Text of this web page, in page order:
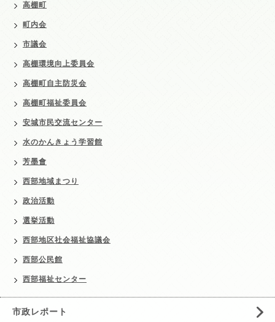
高棚町
町内会
市議会
高棚環境向上委員会
高棚町自主防災会
高棚町福祉委員会
安城市民交流センター
水のかんきょう学習館
芳墨會
西部地域まつり
政治活動
選挙活動
西部地区社会福祉協議会
西部公民館
西部福祉センター
市政レポート